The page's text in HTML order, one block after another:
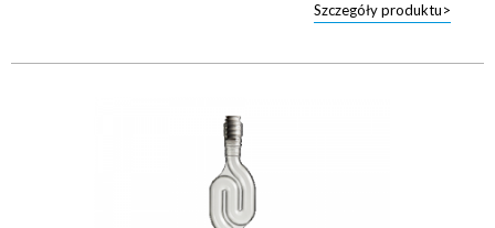
Szczegóły produktu>